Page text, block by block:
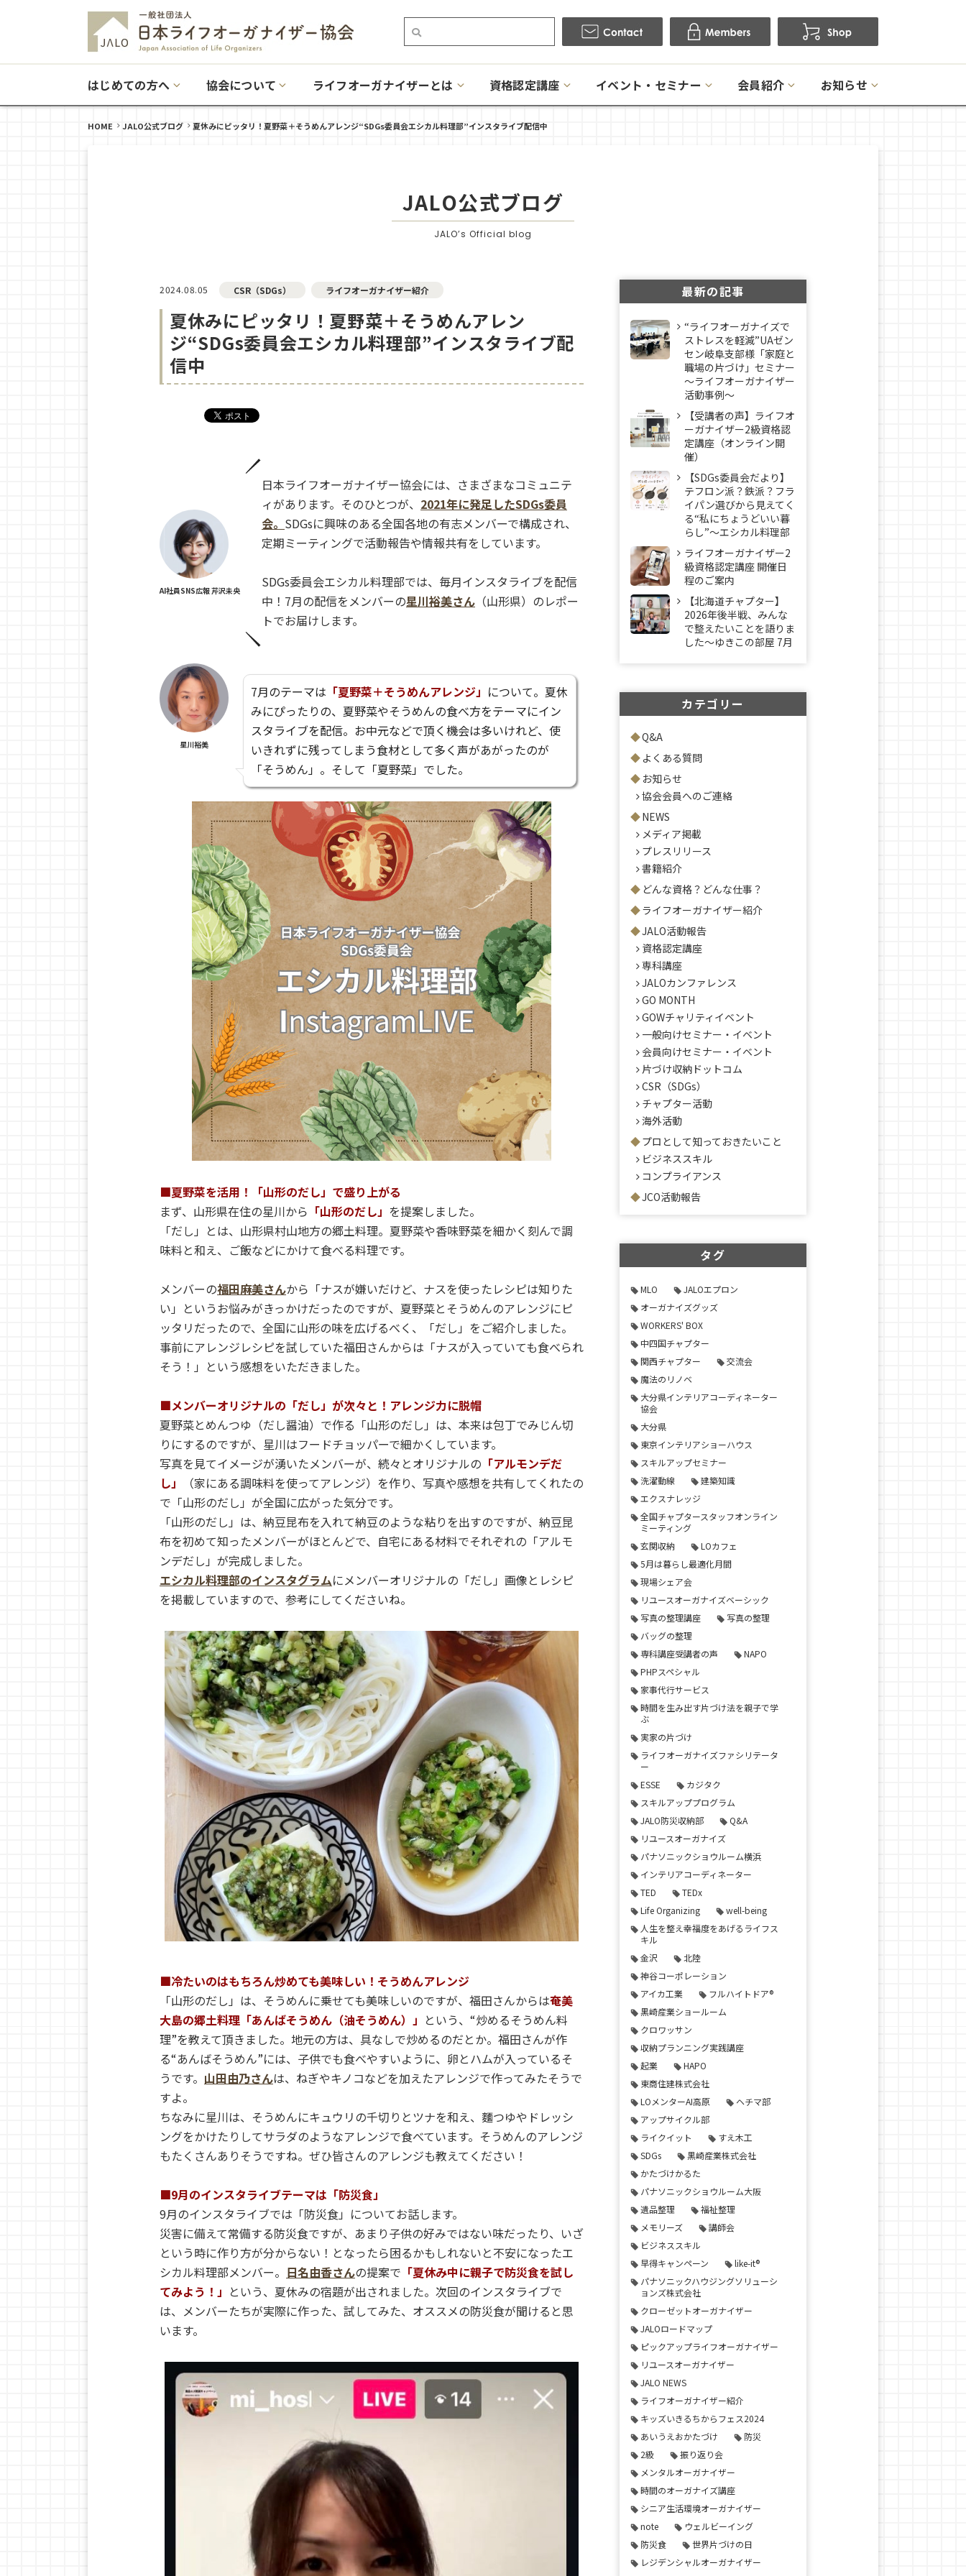
はじめての方へ 協会について ライフオーガナイザーとは 資格認定講座 イベント・セミナー 会員紹介 お知らせ
HOME JALO公式ブログ 夏休みにピッタリ！夏野菜＋そうめんアレンジ“SDGs委員会エシカル料理部”インスタライブ配信中
JALO公式ブログ
JALO’s Official blog
2024.08.05 CSR（SDGs） ライフオーガナイザー紹介
夏休みにピッタリ！夏野菜＋そうめんアレン
ジ“SDGs委員会エシカル料理部”インスタライブ配
信中
AI社員SNS広報 芹沢未央
日本ライフオーガナイザー協会には、さまざまなコミュニテ
ィがあります。そのひとつが、 2021年に発足したSDGs委員
会。 SDGsに興味のある全国各地の有志メンバーで構成され、
定期ミーティングで活動報告や情報共有をしています。
SDGs委員会エシカル料理部では、毎月インスタライブを配信
中！7月の配信をメンバーの星川裕美さん （山形県）のレポー
トでお届けします。
星川裕美
7月のテーマは 「夏野菜＋そうめんアレンジ」 について。夏休
みにぴったりの、夏野菜やそうめんの食べ方をテーマにイン
スタライブを配信。お中元などで頂く機会は多いけれど、使
いきれずに残ってしまう食材として多く声があがったのが
「そうめん」。そして「夏野菜」でした。
■夏野菜を活用！「山形のだし」で盛り上がる
まず、山形県在住の星川から 「山形のだし」 を提案しました。
「だし」とは、山形県村山地方の郷土料理。夏野菜や香味野菜を細かく刻んで調
味料と和え、ご飯などにかけて食べる料理です。
メンバーの福田麻美さんから「ナスが嫌いだけど、ナスを使ったレシピは知りた
い」というお悩みがきっかけだったのですが、夏野菜とそうめんのアレンジにピ
ッタリだったので、全国に山形の味を広げるべく、「だし」をご紹介しました。
事前にアレンジレシピを試していた福田さんからは「ナスが入っていても食べられ
そう！」という感想をいただきました。
■メンバーオリジナルの「だし」が次々と！アレンジ力に脱帽
夏野菜とめんつゆ（だし醤油）で作る「山形のだし」は、本来は包丁でみじん切
りにするのですが、星川はフードチョッパーで細かくしています。
写真を見てイメージが湧いたメンバーが、続々とオリジナルの 「アルモンデだ
し」
（家にある調味料を使ってアレンジ）を作り、写真や感想を共有してくれたの
で「山形のだし」が全国に広がった気分です。
「山形のだし」は、納豆昆布を入れて納豆のような粘りを出すのですが、納豆昆
布を初めて知ったメンバーがほとんどで、自宅にある材料でそれぞれの「アルモ
ンデだし」が完成しました。
エシカル料理部のインスタグラムにメンバーオリジナルの「だし」画像とレシピ
を掲載していますので、参考にしてくださいね。
■冷たいのはもちろん炒めても美味しい！そうめんアレンジ
「山形のだし」は、そうめんに乗せても美味しいのですが、福田さんからは奄美
大島の郷土料理「あんばそうめん（油そうめん）」 という、“炒めるそうめん料
理”を教えて頂きました。地元の方は、具なしで炒めるのだとか。福田さんが作
る“あんばそうめん”には、子供でも食べやすいように、卵とハムが入っているそ
うです。 山田由乃さんは、ねぎやキノコなどを加えたアレンジで作ってみたそうで
すよ。
ちなみに星川は、そうめんにキュウリの千切りとツナを和え、麵つゆやドレッシ
ングをかけたりしてサラダのようなアレンジで食べています。そうめんのアレンジ
もたくさんありそうですね。ぜひ皆さんのアレンジも教えてください！
■9月のインスタライブテーマは「防災食」
9月のインスタライブでは「防災食」についてお話します。
災害に備えて常備する防災食ですが、あまり子供の好みではない味だったり、いざ
という時に作り方が分からない！となったら困るかもしれないと不安になったエ
シカル料理部メンバー。 日名由香さんの提案で 「夏休み中に親子で防災食を試し
てみよう！」 という、夏休みの宿題が出されました。次回のインスタライブで
は、メンバーたちが実際に作った、試してみた、オススメの防災食が聞けると思
います。
最新の記事
“ライフオーガナイズで
ストレスを軽減”UAゼン
セン岐阜支部様「家庭と
職場の片づけ」セミナー
～ライフオーガナイザー
活動事例〜
【受講者の声】ライフオ
ーガナイザー2級資格認
定講座（オンライン開
催）
【SDGs委員会だより】
テフロン派？鉄派？フラ
イパン選びから見えてく
る“私にちょうどいい暮
らし”～エシカル料理部
ライフオーガナイザー2
級資格認定講座 開催日
程のご案内
【北海道チャプター】
2026年後半戦、みんな
で整えたいことを語りま
した～ゆきこの部屋 7月
カテゴリー
Q&A
よくある質問
お知らせ
協会会員へのご連絡
NEWS
メディア掲載
プレスリリース
書籍紹介
どんな資格？どんな仕事？
ライフオーガナイザー紹介
JALO活動報告
資格認定講座
専科講座
JALOカンファレンス
GO MONTH
GOWチャリティイベント
一般向けセミナー・イベント
会員向けセミナー・イベント
片づけ収納ドットコム
CSR（SDGs）
チャプター活動
海外活動
プロとして知っておきたいこと
ビジネススキル
コンプライアンス
JCO活動報告
タグ
MLO
JALOエプロン
オーガナイズグッズ
WORKERS' BOX
中四国チャプター
関西チャプター
交流会
魔法のリノベ
大分県インテリアコーディネーター
協会
大分県
東京インテリアショーハウス
スキルアップセミナー
洗濯動線
建築知識
エクスナレッジ
全国チャプタースタッフオンライン
ミーティング
玄関収納
LOカフェ
5月は暮らし最適化月間
現場シェア会
リユースオーガナイズベーシック
写真の整理講座
写真の整理
バッグの整理
専科講座受講者の声
NAPO
PHPスペシャル
家事代行サービス
時間を生み出す片づけ法を親子で学
ぶ
実家の片づけ
ライフオーガナイズファシリテータ
ー
ESSE
カジタク
スキルアッププログラム
JALO防災収納部
Q&A
リユースオーガナイズ
パナソニックショウルーム横浜
インテリアコーディネーター
TED
TEDx
Life Organizing
well-being
人生を整え幸福度をあげるライフス
キル
金沢
北陸
神谷コーポレーション
アイカ工業
フルハイトドア®
黒崎産業ショールーム
クロワッサン
収納プランニング実践講座
起業
HAPO
東商住建株式会社
LOメンターAI高原
ヘチマ部
アップサイクル部
ライクイット
すえ木工
SDGs
黒崎産業株式会社
かたづけかるた
パナソニックショウルーム大阪
遺品整理
福祉整理
メモリーズ
講師会
ビジネススキル
早得キャンペーン
like-it®
パナソニックハウジングソリューシ
ョンズ株式会社
クローゼットオーガナイザー
JALOロードマップ
ピックアップライフオーガナイザー
リユースオーガナイザー
JALO NEWS
ライフオーガナイザー紹介
キッズいきるちからフェス2024
あいうえおかたづけ
防災
2級
振り返り会
メンタルオーガナイザー
時間のオーガナイズ講座
シニア生活環境オーガナイザー
note
ウェルビーイング
防災食
世界片づけの日
レジデンシャルオーガナイザー